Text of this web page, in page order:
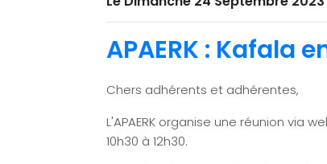
APAERK : Kafala
Chers adhérents et adhérentes,
L'APAERK organise une réunion via
10h30 à 12h30.